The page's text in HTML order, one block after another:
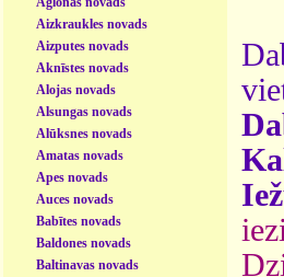
Aizkraukles novads
Aizputes novads
Aknīstes novads
Alojas novads
Alsungas novads
Alūksnes novads
Amatas novads
Apes novads
Auces novads
Babītes novads
Baldones novads
Baltinavas novads